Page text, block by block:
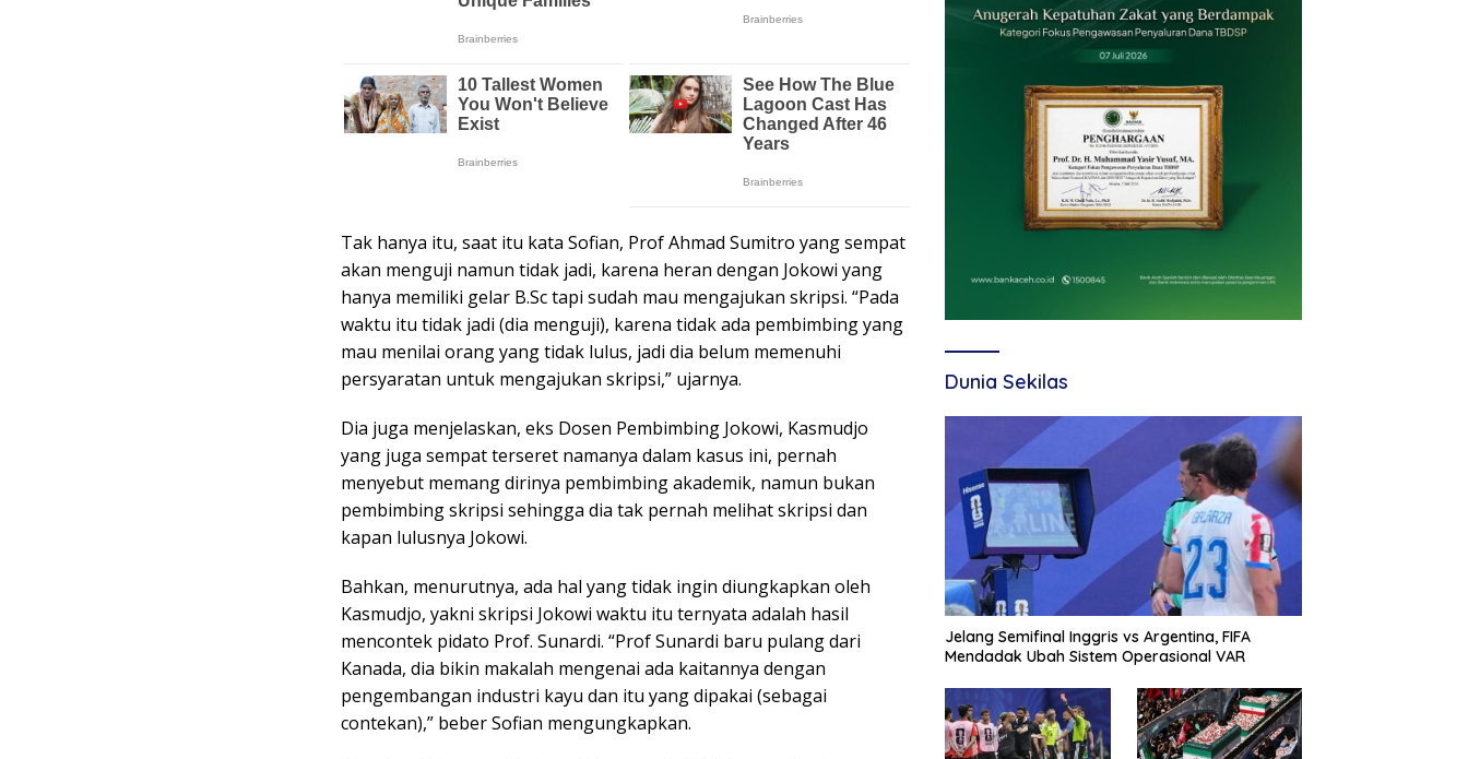
Tak hanya itu, saat itu kata Sofian, Prof Ahmad Sumitro yang sempat
akan menguji namun tidak jadi, karena heran dengan Jokowi yang
hanya memiliki gelar B.Sc tapi sudah mau mengajukan skripsi. “Pada
waktu itu tidak jadi (dia menguji), karena tidak ada pembimbing yang
mau menilai orang yang tidak lulus, jadi dia belum memenuhi
persyaratan untuk mengajukan skripsi,” ujarnya.
Dia juga menjelaskan, eks Dosen Pembimbing Jokowi, Kasmudjo
yang juga sempat terseret namanya dalam kasus ini, pernah
menyebut memang dirinya pembimbing akademik, namun bukan
pembimbing skripsi sehingga dia tak pernah melihat skripsi dan
kapan lulusnya Jokowi.
Bahkan, menurutnya, ada hal yang tidak ingin diungkapkan oleh
Kasmudjo, yakni skripsi Jokowi waktu itu ternyata adalah hasil
mencontek pidato Prof. Sunardi. “Prof Sunardi baru pulang dari
Kanada, dia bikin makalah mengenai ada kaitannya dengan
pengembangan industri kayu dan itu yang dipakai (sebagai
contekan),” beber Sofian mengungkapkan.
Dunia Sekilas
Jelang Semifinal Inggris vs Argentina, FIFA
Mendadak Ubah Sistem Operasional VAR